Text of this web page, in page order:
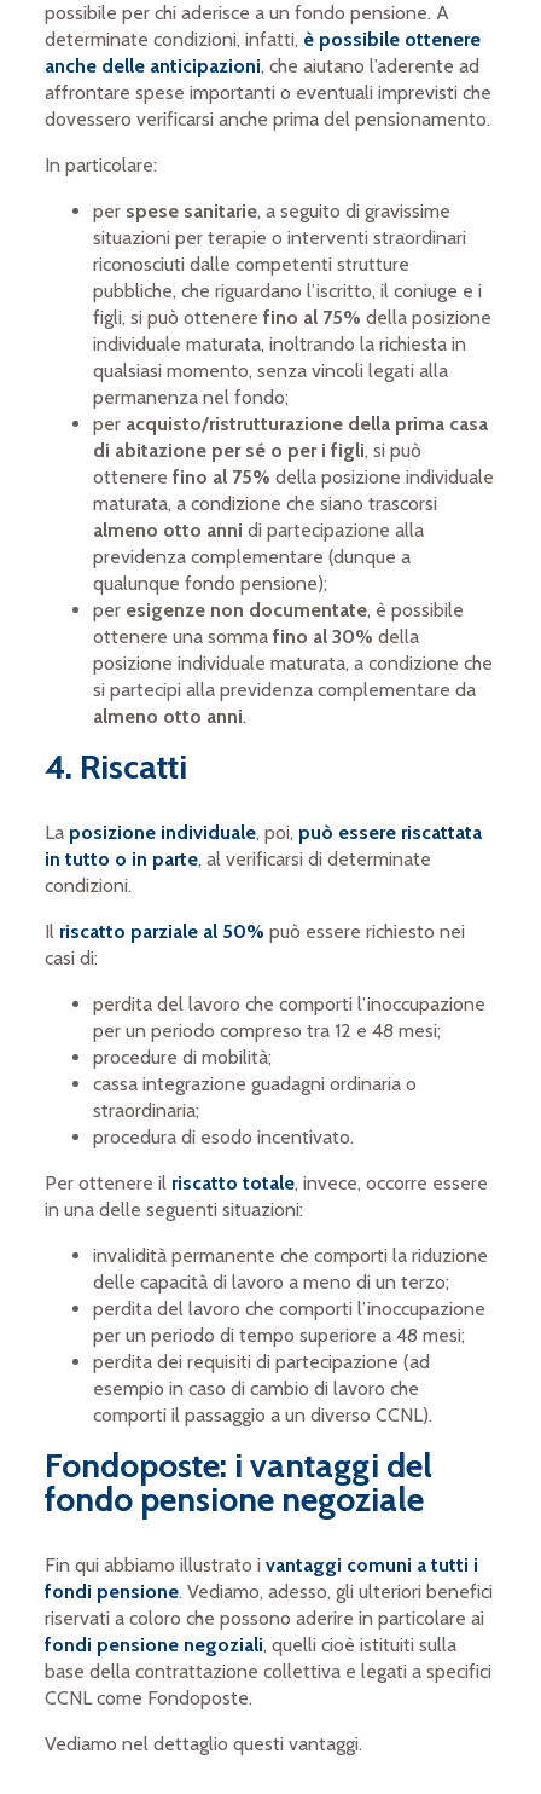
possibile per chi aderisce a un fondo pensione. A
determinate condizioni, infatti, è possibile ottenere
anche delle anticipazioni, che aiutano l’aderente ad
affrontare spese importanti o eventuali imprevisti che
dovessero verificarsi anche prima del pensionamento.
In particolare:
per spese sanitarie, a seguito di gravissime
situazioni per terapie o interventi straordinari
riconosciuti dalle competenti strutture
pubbliche, che riguardano l’iscritto, il coniuge e i
figli, si può ottenerefino al 75%della posizione
individuale maturata, inoltrando la richiesta in
qualsiasi momento, senza vincoli legati alla
permanenza nel fondo;
per acquisto/ristrutturazione della prima casa
di abitazione per sé o per i figli, si può
ottenerefino al 75% della posizione individuale
maturata, a condizione che siano trascorsi
almeno otto anni di partecipazione alla
previdenza complementare (dunque a
qualunque fondo pensione);
per esigenze non documentate, è possibile
ottenere una sommafino al 30%della
posizione individuale maturata, a condizione che
si partecipi alla previdenza complementare da
almeno otto anni.
4. Riscatti
La posizione individuale, poi, può essere riscattata
in tutto o in parte, al verificarsi di determinate
condizioni.
Il riscatto parziale al 50% può essere richiesto nei
casi di:
perdita del lavoro che comporti l’inoccupazione
per un periodo compreso tra 12 e 48 mesi;
procedure di mobilità;
cassa integrazione guadagni ordinaria o
straordinaria;
procedura di esodo incentivato.
Per ottenere il riscatto totale, invece, occorre essere
in una delle seguenti situazioni:
invalidità permanente che comporti la riduzione
delle capacità di lavoro a meno di un terzo;
perdita del lavoro che comporti l’inoccupazione
per un periodo di tempo superiore a 48 mesi;
perdita dei requisiti di partecipazione (ad
esempio in caso di cambio di lavoro che
comporti il passaggio a un diverso CCNL).
Fondoposte: i vantaggi del
fondo pensione negoziale
Fin qui abbiamo illustrato ivantaggi comuni a tutti i
fondi pensione. Vediamo, adesso, gli ulteriori benefici
riservati a coloro che possono aderire in particolare ai
fondi pensione negoziali, quelli cioè istituiti sulla
base della contrattazione collettiva e legati a specifici
CCNL come Fondoposte.
Vediamo nel dettaglio questi vantaggi.